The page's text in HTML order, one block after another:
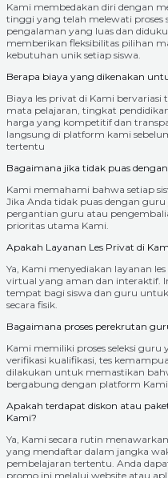
Kami membedakan diri dengan
tinggi yang telah melewati
pengalaman yang luas dan
memberikan fleksibilitas pilihan
kebutuhan unik setiap siswa.
Berapa biaya yang dikenakan
Biaya les privat di Kami
mata pelajaran, tingkat
harga yang kompetitif dan
langsung di platform kami
tertentu
Bagaimana jika tidak puas
Kami memahami bahwa setiap
Jika Anda tidak puas dengan
pergantian guru atau
prioritas utama Kami.
Apakah Layanan Les Privat di
Ya, Kami menyediakan layanan
virtual yang aman dan interaktif.
tempat bagi siswa dan guru
secara fisik.
Bagaimana proses perekrutan
Kami memiliki proses seleksi
verifikasi kualifikasi, tes
dilakukan untuk memastikan
bergabung dengan platform
Apakah terdapat diskon atau
Kami?
Ya, Kami secara rutin
yang mendaftar dalam jangka
pembelajaran tertentu. Anda
promo ini melalui website atau